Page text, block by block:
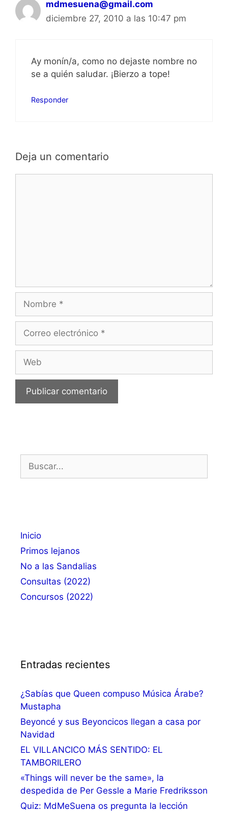
mdmesuena@gmail.com
diciembre 27, 2010 a las 10:47 pm
Ay monín/a, como no dejaste nombre no
se a quién saludar. ¡Bierzo a tope!
Responder
Deja un comentario
electrónico
Inicio
Primos lejanos
No a las Sandalias
Consultas (2022)
Concursos (2022)
Entradas recientes
¿Sabías que Queen compuso Música Árabe?
Mustapha
Beyoncé y sus Beyoncicos llegan a casa por
Navidad
EL VILLANCICO MÁS SENTIDO: EL
TAMBORILERO
«Things will never be the same», la
despedida de Per Gessle a Marie Fredriksson
Quiz: MdMeSuena os pregunta la lección